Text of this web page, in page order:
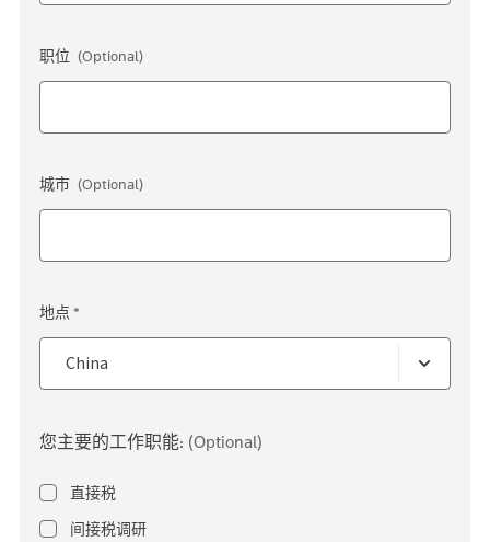
职位 (Optional)
城市 (Optional)
地点 *
您主要的工作职能: (Optional)
直接税
间接税调研